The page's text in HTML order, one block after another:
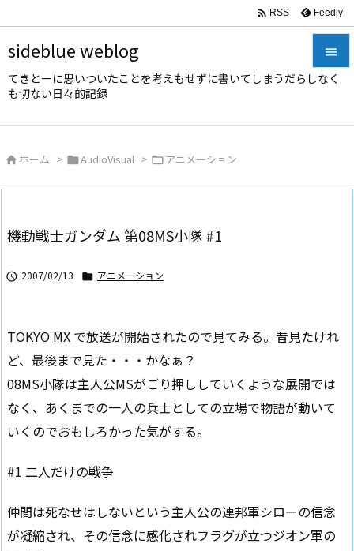
sideblue weblog
てきとーに思いついたことを考えもせずに書いてしまうだらしなく
も切ない日々的記録



 RSS Feedly
 ホーム > AudioVisual > アニメーション
機動戦士ガンダム 第08MS小隊 #1
 2007/02/13  アニメーション
TOKYO MX で放送が開始されたので見てみる。昔見たけれ
ど、最後まで見た・・・かなぁ？
08MS小隊は主人公MSがごり押ししていくような展開では
なく、あくまでの一人の兵士としての立場で物語が動いて
いくのでおもしろかった気がする。
#1 二人だけの戦争
仲間は死なせはしないという主人公の連邦軍シローの信念
が凝縮され、その信念に感化されフラグが立つジオン軍の